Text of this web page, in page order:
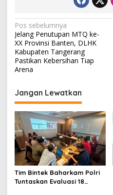
N
a
v
i
a
s
i
p
o
s
Pos sebelumnya
Jelang Penutupan MTQ ke-
XX Provinsi Banten, DLHK
Kabupaten Tangerang
Pastikan Kebersihan Tiap
Arena
Jangan Lewatkan
Tim Bintek Baharkam Polri
Tuntaskan Evaluasi 18